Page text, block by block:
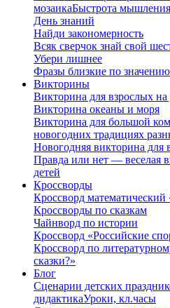
мозаикаБыстрота мышления
День знаний
Найди закономерность
Всяк сверчок знай свой
Убери лишнее
Фразы близкие по значению
Викторины
Викторина для взрослых
Викторина океаны и моря
Викторина для большой
новогодних традициях
Новогодняя викторина для
Правда или нет — веселая
детей
Кроссворды
Кроссворд
Кроссворды по сказкам
Чайнворд по истории
Кроссворд «Российские
Кроссворд по
сказки?»
Блог
Сценарии детских
дидактикаУроки, кл.часы